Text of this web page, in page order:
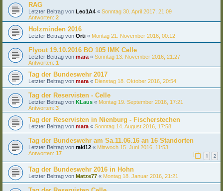
RAG
Letzter Beitrag von Leo1A4 « Sonntag 30. April 2017, 21:09
Antworten: 2
Holzminden 2016
Letzter Beitrag von Orti « Montag 21. November 2016, 00:12
Flyout 19.10.2016 BO 105 IMK Celle
Letzter Beitrag von mara « Sonntag 13. November 2016, 21:27
Antworten: 1
Tag der Bundeswehr 2017
Letzter Beitrag von mara « Dienstag 18. Oktober 2016, 20:54
Tag der Reservisten - Celle
Letzter Beitrag von KLaus « Montag 19. September 2016, 17:21
Antworten: 3
Tag der Reservisten in Nienburg - Fischerstechen
Letzter Beitrag von mara « Sonntag 14. August 2016, 17:58
Tag der Bundeswehr am Sa.11.06.16 an 16 Standorten
Letzter Beitrag von raki12 « Mittwoch 15. Juni 2016, 11:53
Antworten: 17 1 2
Tag der Bundeswehr 2016 in Hohn
Letzter Beitrag von Matze77 « Montag 18. Januar 2016, 21:21